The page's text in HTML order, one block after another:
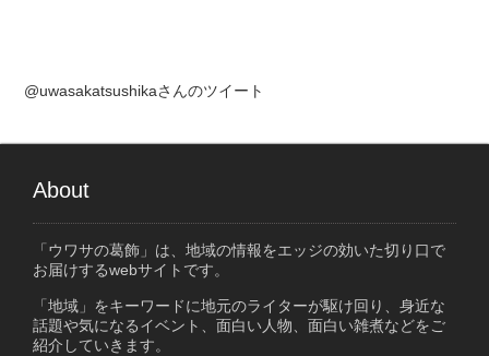
@uwasakatsushikaさんのツイート
About
「ウワサの葛飾」は、地域の情報をエッジの効いた切り口で
お届けするwebサイトです。
「地域」をキーワードに地元のライターが駆け回り、身近な
話題や気になるイベント、面白い人物、面白い雑煮などをご
紹介していきます。